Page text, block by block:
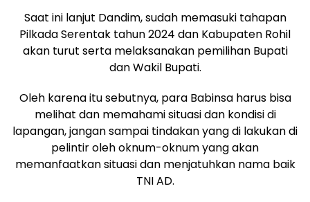
Saat ini lanjut Dandim, sudah memasuki tahapan
Pilkada Serentak tahun 2024 dan Kabupaten Rohil
akan turut serta melaksanakan pemilihan Bupati
dan Wakil Bupati.
Oleh karena itu sebutnya, para Babinsa harus bisa
melihat dan memahami situasi dan kondisi di
lapangan, jangan sampai tindakan yang di lakukan di
pelintir oleh oknum-oknum yang akan
memanfaatkan situasi dan menjatuhkan nama baik
TNI AD.